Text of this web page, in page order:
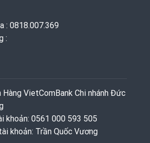
: 0818.007.369
‭:
Hàng VietComBank Chi nhánh Đức
khoản: 0561 000 593 505
khoản: Trần Quốc Vương